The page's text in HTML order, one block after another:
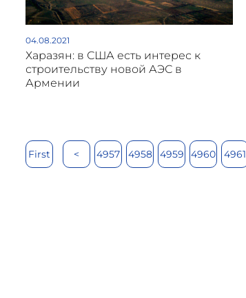
04.08.2021
Харазян: в США есть интерес к
строительству новой АЭС в
Армении
First < 4957 4958 4959 4960 4961